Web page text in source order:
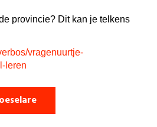
provincie? Dit kan je telkens
vragenuurtje-
leren